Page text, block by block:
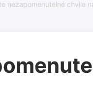
nezapomenutelné chvíle